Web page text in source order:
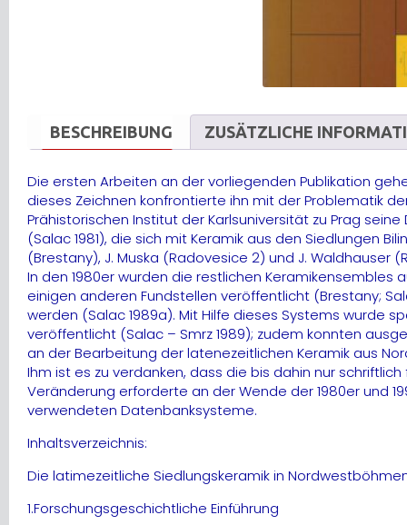
BESCHREIBUNG ZUSÄTZLICHE
Die ersten Arbeiten an der vorliegenden Publikation
dieses Zeichnen konfrontierte ihn mit der Problematik
Prähistorischen Institut der Karlsuniversität zu Prag
(Salac 1981), die sich mit Keramik aus den Siedlungen
(Brestany), J. Muska (Radovesice 2) und J. Waldhauser
In den 1980er wurden die restlichen Keramikensembles
einigen anderen Fundstellen veröffentlicht (Brestany;
werden (Salac 1989a). Mit Hilfe dieses Systems wurde
veröffentlicht (Salac – Smrz 1989); zudem konnten
an der Bearbeitung der latenezeitlichen Keramik aus
Ihm ist es zu verdanken, dass die bis dahin nur
Veränderung erforderte an der Wende der 1980er und
verwendeten Datenbanksysteme.
Inhaltsverzeichnis:
Die latimezeitliche Siedlungskeramik in
1.Forschungsgeschichtliche Einführung